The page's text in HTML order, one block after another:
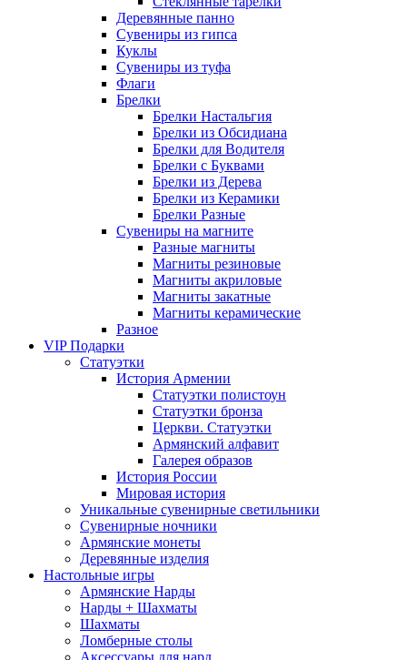
Деревянные панно
Сувениры из гипса
Куклы
Сувениры из туфа
Флаги
Брелки
Брелки Настальгия
Брелки из Обсидиана
Брелки для Водителя
Брелки с Буквами
Брелки из Дерева
Брелки из Керамики
Брелки Разные
Сувениры на магните
Разные магниты
Магниты резиновые
Магниты акриловые
Магниты закатные
Магниты керамические
Разное
VIP Подарки
Статуэтки
История Армении
Статуэтки полистоун
Статуэтки бронза
Церкви. Статуэтки
Армянский алфавит
Галерея образов
История России
Мировая история
Уникальные сувенирные светильники
Сувенирные ночники
Армянские монеты
Деревянные изделия
Настольные игры
Армянские Нарды
Нарды + Шахматы
Шахматы
Ломберные столы
Аксессуары для нард